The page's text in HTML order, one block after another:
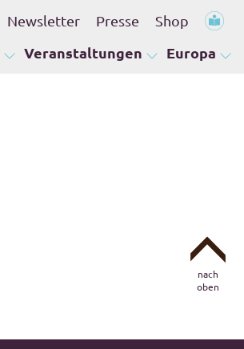
Newsletter Presse Shop
Veranstaltungen Europa
nach
oben